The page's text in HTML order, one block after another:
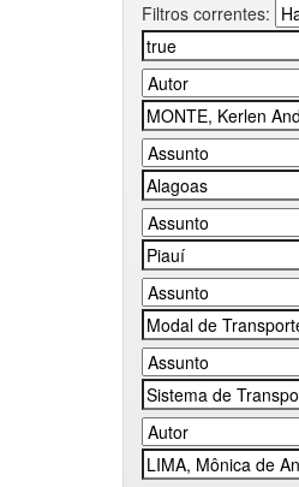
Filtros correntes: